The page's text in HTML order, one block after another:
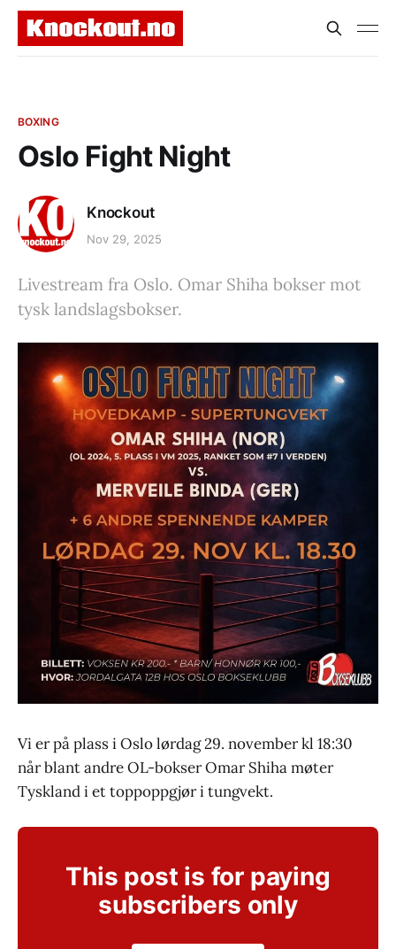
BOXING
Oslo Fight Night
Knockout
Nov 29, 2025
Livestream fra Oslo. Omar Shiha bokser mot
tysk landslagsbokser.
Vi er på plass i Oslo lørdag 29. november kl 18:30
når blant andre OL-bokser Omar Shiha møter
Tyskland i et toppoppgjør i tungvekt.
This post is for paying
subscribers only